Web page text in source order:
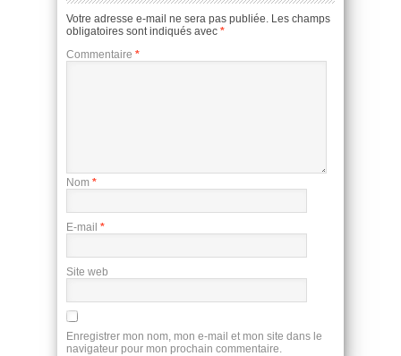
Votre adresse e-mail ne sera pas publiée. Les champs
obligatoires sont indiqués avec *
Commentaire *
Nom *
E-mail *
Site web
Enregistrer mon nom, mon e-mail et mon site dans le
navigateur pour mon prochain commentaire.